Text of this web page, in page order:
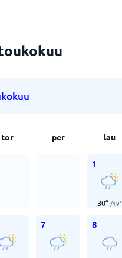
tor per lau
1
30° /19°
7 8